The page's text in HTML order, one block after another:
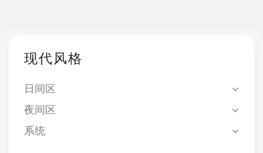
现代风格
日间区
夜间区
系统